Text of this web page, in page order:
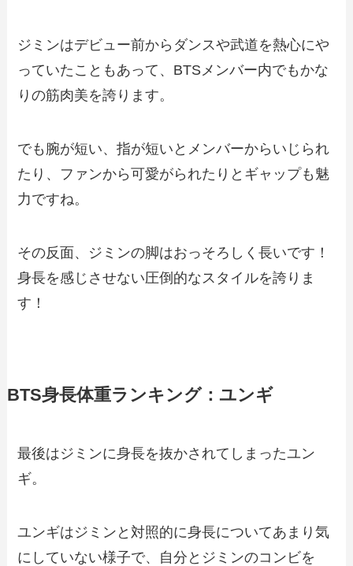
ジミンはデビュー前からダンスや武道を熱心にや
っていたこともあって、BTSメンバー内でもかな
りの筋肉美を誇ります。
でも腕が短い、指が短いとメンバーからいじられ
たり、ファンから可愛がられたりとギャップも魅
力ですね。
その反面、ジミンの脚はおっそろしく長いです！
身長を感じさせない圧倒的なスタイルを誇りま
す！
BTS身長体重ランキング：ユンギ
最後はジミンに身長を抜かされてしまったユン
ギ。
ユンギはジミンと対照的に身長についてあまり気
にしていない様子で、自分とジミンのコンビを